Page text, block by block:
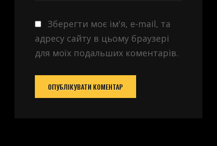
Зберегти моє ім'я, e-mail, та
адресу сайту в цьому браузері
для моїх подальших коментарів.